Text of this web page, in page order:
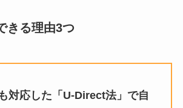
きる理由3つ
対応した「U-Direct法」で自